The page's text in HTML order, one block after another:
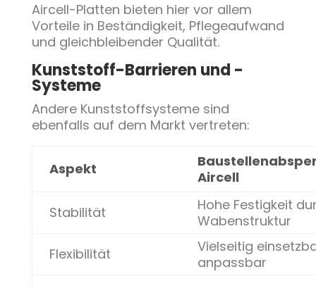
Aircell-Platten bieten hier vor allem
Vorteile in Beständigkeit, Pflegeaufwand
und gleichbleibender Qualität.
Kunststoff-Barrieren und -
Systeme
Andere Kunststoffsysteme sind
ebenfalls auf dem Markt vertreten:
Aspekt
Aircell
Stabilität
Hohe Festigkeit
Wabenstruktur
Flexibilität
Vielseitig
anpassbar